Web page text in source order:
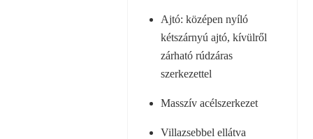
Ajtó: középen nyíló
kétszárnyú ajtó, kívülről
zárható rúdzáras
szerkezettel
Masszív acélszerkezet
Villazsebbel ellátva